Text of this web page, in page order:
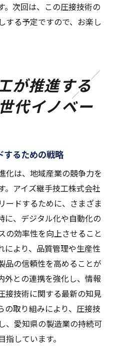
。次回は、この圧接技術の
する予定ですので、お楽し
が推進する
代イノベー
するための戦略
化は、地域産業の競争力を
。アイズ継手技工株式会社
ードするために、さまざま
に、デジタル化や自動化の
の効率性を向上させること
により、品質管理や生産性
品の信頼性を高めることが
外との連携を強化し、情報
接技術に関する最新の知見
の取り組みにより、圧接技
、愛知県の製造業の持続可
しています。